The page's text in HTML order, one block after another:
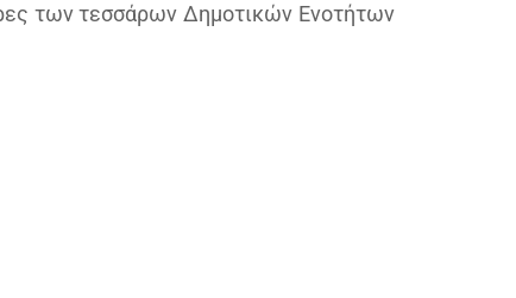
των τεσσάρων Δημοτικών Ενοτήτων